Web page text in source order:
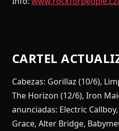
CARTEL
Cabezas: Gorillaz (10/6),
The Horizon (12/6), Iron
anunciadas: Electric
Grace, Alter Bridge,